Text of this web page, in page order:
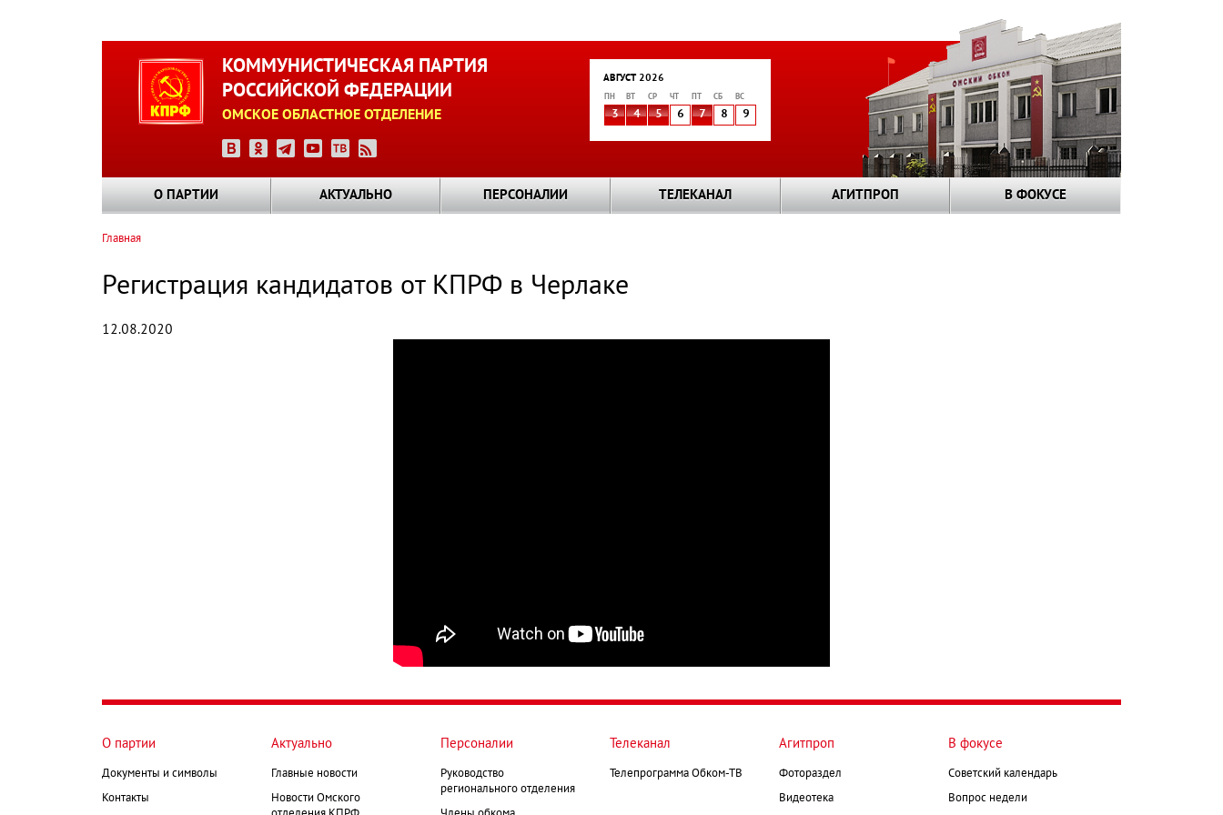
КОММУНИСТИЧЕСКАЯ ПАРТИЯ
РОССИЙСКОЙ ФЕДЕРАЦИИ
ОМСКОЕ ОБЛАСТНОЕ ОТДЕЛЕНИЕ
АВГУСТ 2026
ПН ВТ СР ЧТ СБ ВС
3 4 5 6 7 8 9
О ПАРТИИ АКТУАЛЬНО ПЕРСОНАЛИИ ТЕЛЕКАНАЛ АГИТПРОП В ФОКУСЕ
навигации
Главная
Регистрация кандидатов от КПРФ в Черлаке
12.08.2020
О партии
Документы и символы
Контакты
Актуально
Главные новости
Новости Омского
Персоналии
Руководство
регионального отделения
Телеканал
Телепрограмма Обком-ТВ
Агитпроп
Фотораздел
Видеотека
В фокусе
Советский календарь
Вопрос недели